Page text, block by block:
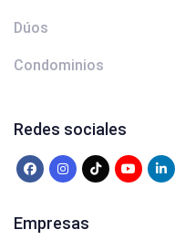
Dúos
Condominios
Redes sociales
Empresas